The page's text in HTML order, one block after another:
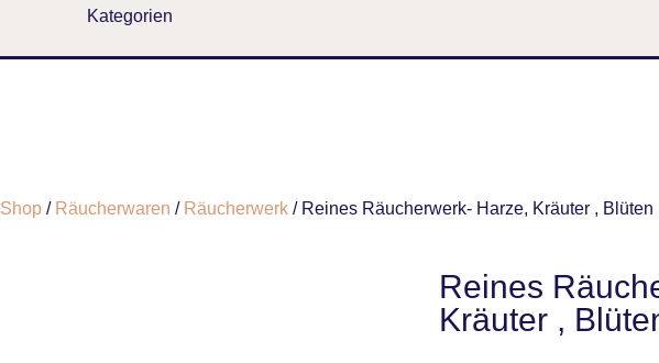
Kategorien
Shop/ Räucherwaren / Räucherwerk/ Reines Räucherwerk- Harze, Kräuter , Blüten
Reines
Kräuter ,